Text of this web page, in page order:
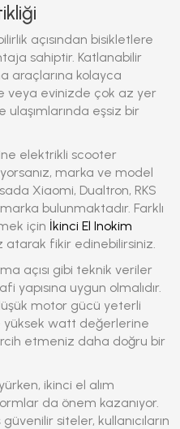
açısından bisikletlere
sahiptir. Katlanabilir
araçlarına kolayca
veya evinizde çok az yer
ulaşımlarında eşsiz bir
elektrikli scooter
marka ve model
Xiaomi, Dualtron, RKS
bulunmaktadır. Farklı
için İkinci El Inokim
atarak fikir edinebilirsiniz.
açısı gibi teknik veriler
yapısına uygun olmalıdır.
motor gücü yeterli
yüksek watt değerlerine
etmeniz daha doğru bir
ikinci el alım
da önem kazanıyor.
siteler, kullanıcıların